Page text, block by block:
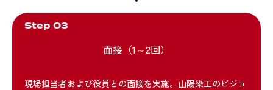
Step 03
面接（1～2回）
現場担当者および役員との面接を実施。山陽染工のビジョ